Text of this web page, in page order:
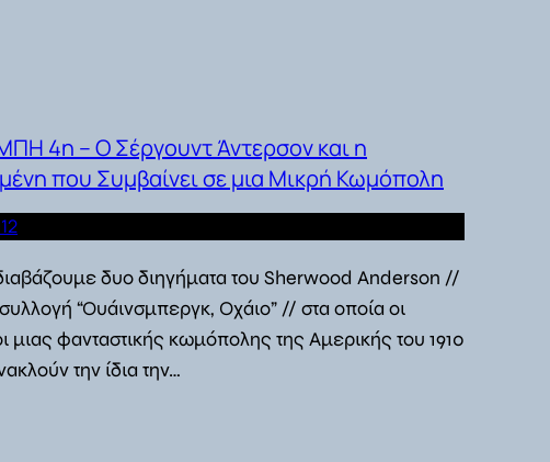
4η – Ο Σέργουντ Άντερσον και η
που Συμβαίνει σε μια Μικρή Κωμόπολη
δυο διηγήματα του Sherwood Anderson //
“Ουάινσμπεργκ, Οχάιο” // στα οποία οι
μιας φανταστικής κωμόπολης της Αμερικής του 1910
την ίδια την…